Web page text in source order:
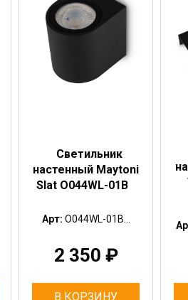
Светильник
настенный Maytoni
Slat O044WL-01B
Арт: O044WL-01B...
2 350 ₽
В КОРЗИНУ